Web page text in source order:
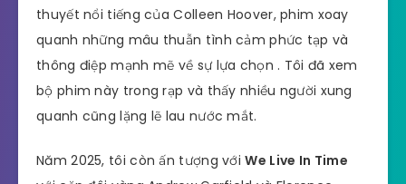
thuyết nổi tiếng của Colleen Hoover, phim xoay
quanh những mâu thuẫn tình cảm phức tạp và
thông điệp mạnh mẽ về sự lựa chọn . Tôi đã xem
bộ phim này trong rạp và thấy nhiều người xung
quanh cũng lặng lẽ lau nước mắt.
Năm 2025, tôi còn ấn tượng vớiWe Live In Time